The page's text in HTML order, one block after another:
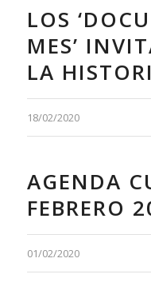
LOS
MES’
LA
18/02/2020
AGENDA
FEBRERO
01/02/2020